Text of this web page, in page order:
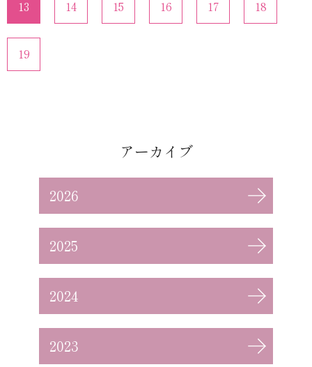
13 14 15 16 17 18
19
アーカイブ
2026
2025
2024
2023